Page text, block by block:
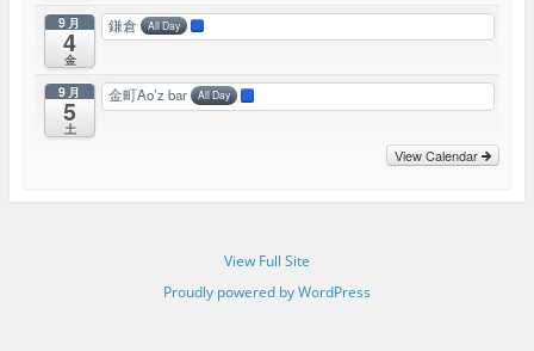
9月
4
金
鎌倉 All Day
9月
5
土
金町Ao’z bar All Day
View Calendar
View Full Site
Proudly powered by WordPress